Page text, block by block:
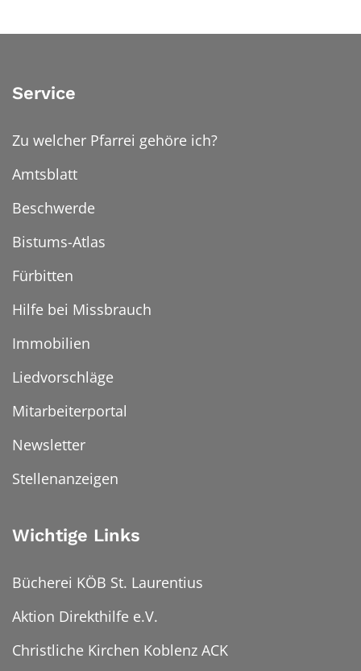
Service
Zu welcher Pfarrei gehöre ich?
Amtsblatt
Beschwerde
Bistums-Atlas
Fürbitten
Hilfe bei Missbrauch
Immobilien
Liedvorschläge
Mitarbeiterportal
Newsletter
Stellenanzeigen
Wichtige Links
Bücherei KÖB St. Laurentius
Aktion Direkthilfe e.V.
Christliche Kirchen Koblenz ACK